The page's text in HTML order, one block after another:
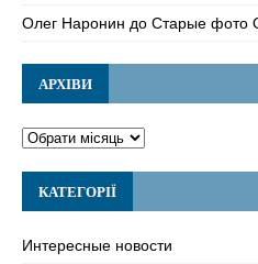
Олег Наронин доСтарые фото
АРХІВИ
КАТЕГОРІЇ
Интересные новости